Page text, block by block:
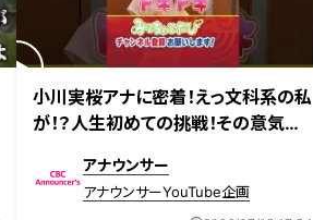
小川実桜アナに密着！えっ文科系の私
が！？人生初めての挑戦！その意気込
ーツ #小川アナ #インタビュー
アナウンサー
アナウンサーYouTube企画